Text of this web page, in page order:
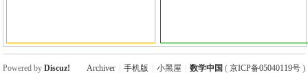
Archiver 手机版 小黑屋 数学中国 ( 京ICP备05040119号)
Powered byDiscuz!